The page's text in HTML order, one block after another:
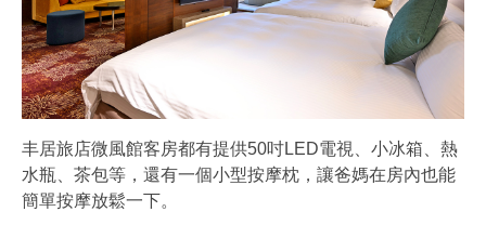
丰居旅店微風館客房都有提供50吋LED電視、小冰箱、熱
水瓶、茶包等，還有一個小型按摩枕，讓爸媽在房內也能
簡單按摩放鬆一下。